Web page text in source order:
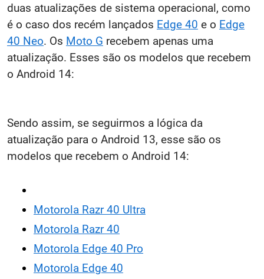
duas atualizações de sistema operacional, como
é o caso dos recém lançados Edge 40 e o Edge
40 Neo. Os Moto G recebem apenas uma
atualização. Esses são os modelos que recebem
o Android 14:
Sendo assim, se seguirmos a lógica da
atualização para o Android 13, esse são os
modelos que recebem o Android 14:
Motorola Razr 40 Ultra
Motorola Razr 40
Motorola Edge 40 Pro
Motorola Edge 40